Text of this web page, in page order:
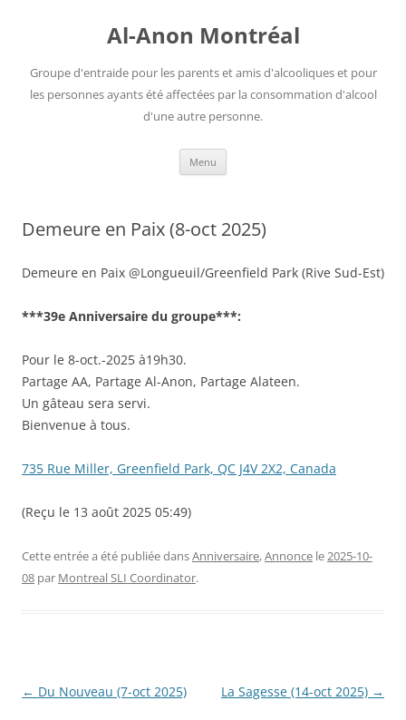
Al-Anon Montréal
Groupe d'entraide pour les parents et amis d'alcooliques et pour
les personnes ayants été affectées par la consommation d'alcool
d'une autre personne.
Menu
Demeure en Paix (8-oct 2025)
Demeure en Paix @Longueuil/Greenfield Park (Rive Sud-Est)
***39e Anniversaire du groupe***:
Pour le 8-oct.-2025 à19h30.
Partage AA, Partage Al-Anon, Partage Alateen.
Un gâteau sera servi.
Bienvenue à tous.
735 Rue Miller, Greenfield Park, QC J4V 2X2, Canada
(Reçu le 13 août 2025 05:49)
Cette entrée a été publiée dansAnniversaire,Annonce le2025-10-
08 par Montreal SLI Coordinator.
Navigation
← Du Nouveau (7-oct 2025) La Sagesse (14-oct 2025) →